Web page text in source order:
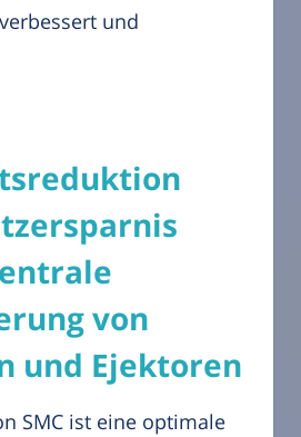
und
von
und Ejektoren
SMC ist eine optimale